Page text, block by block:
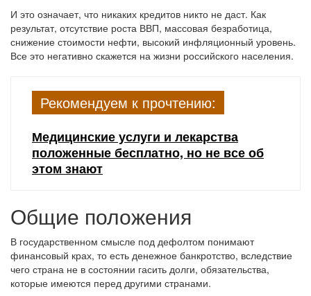
И это означает, что никаких кредитов никто не даст. Как
результат, отсутствие роста ВВП, массовая безработица,
снижение стоимости нефти, высокий инфляционный уровень.
Все это негативно скажется на жизни российского населения.
Рекомендуем к прочтению:
Медицинские услуги и лекарства
положенные бесплатно, но не все об
этом знают
Общие положения
В государственном смысле под дефолтом понимают
финансовый крах, то есть денежное банкротство, вследствие
чего страна не в состоянии гасить долги, обязательства,
которые имеются перед другими странами.